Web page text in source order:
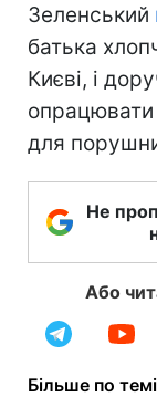
Зеленський
батька
Києві, і
опрацювати
для
Не
Або
Більше по